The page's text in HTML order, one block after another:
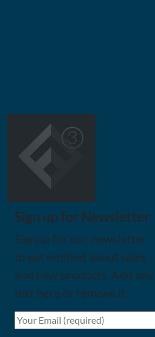
Sign up for Newsletter
Signup for our newsletter
to get notified about sales
and new products. Add any
text here or remove it.